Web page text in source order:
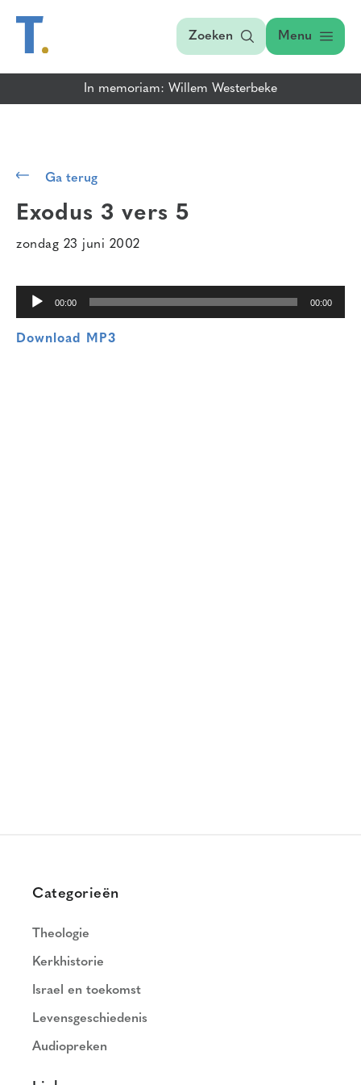
Zoeken Menu
In memoriam: Willem Westerbeke
Ga terug
Exodus 3 vers 5
zondag 23 juni 2002
00:00 00:00
Download MP3
Categorieën
Theologie
Kerkhistorie
Israel en toekomst
Levensgeschiedenis
Audiopreken